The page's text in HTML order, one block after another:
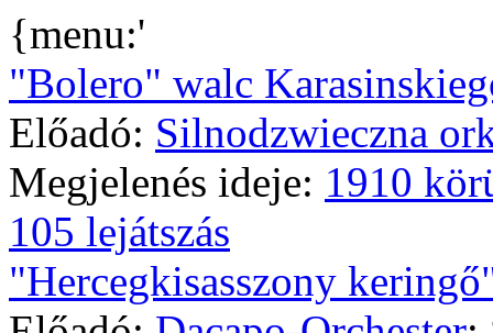
{menu:'
"Bolero" walc
Előadó: Silnodzwieczna
Megjelenés ideje: 1910
105 lejátszás
"Hercegkisasszony